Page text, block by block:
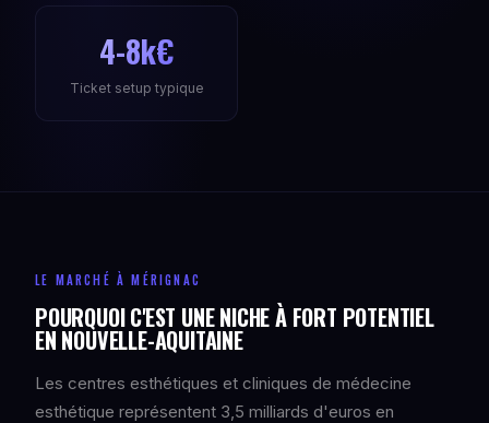
4-8k€
Ticket setup typique
LE MARCHÉ À MÉRIGNAC
POURQUOI C'EST UNE NICHE À FORT POTENTIEL
EN NOUVELLE-AQUITAINE
Les centres esthétiques et cliniques de médecine
esthétique représentent 3,5 milliards d'euros en